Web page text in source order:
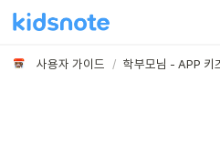
사용자 가이드 /